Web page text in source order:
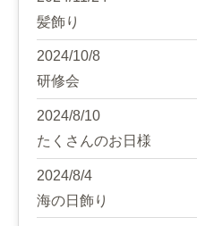
髪飾り
2024/10/8
研修会
2024/8/10
たくさんのお日様
2024/8/4
海の日飾り